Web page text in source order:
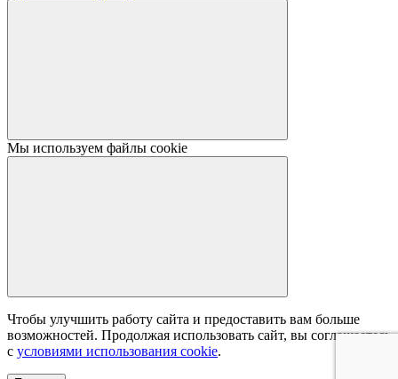
Мы используем файлы cookie
Чтобы улучшить работу сайта и предоставить вам больше
возможностей. Продолжая использовать сайт, вы соглашаетесь
с условиями использования cookie.